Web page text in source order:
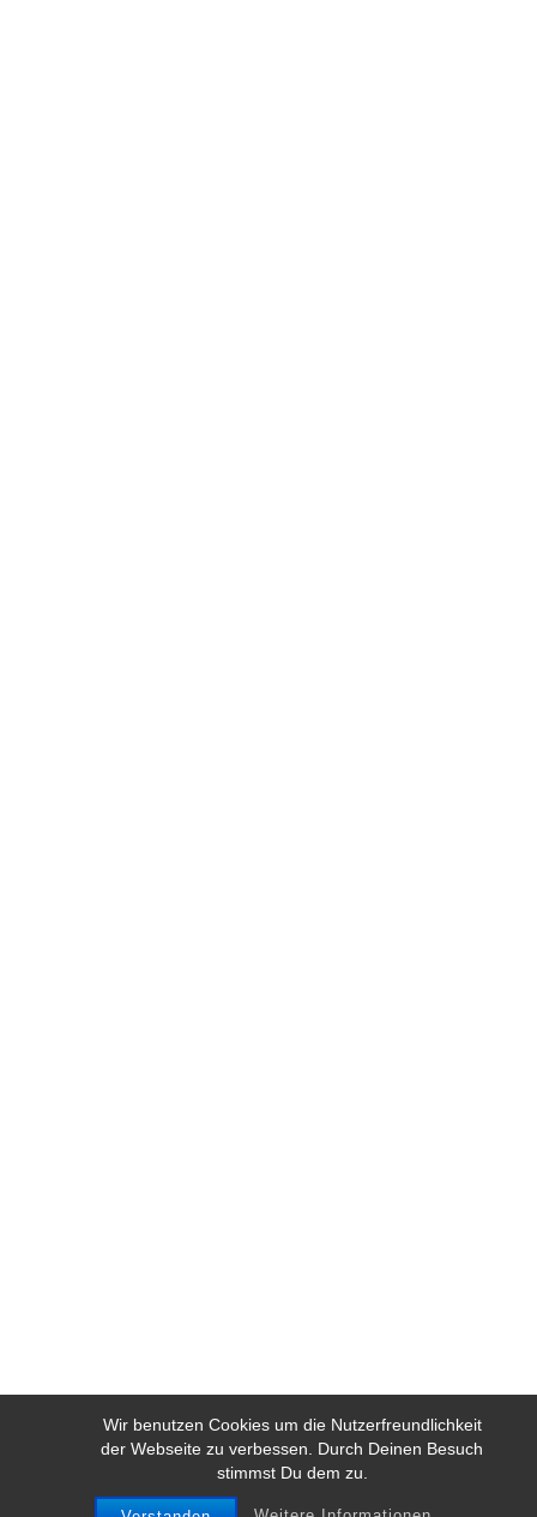
Wir benutzen Cookies um die Nutzerfreundlichkeit
der Webseite zu verbessen. Durch Deinen Besuch
stimmst Du dem zu.